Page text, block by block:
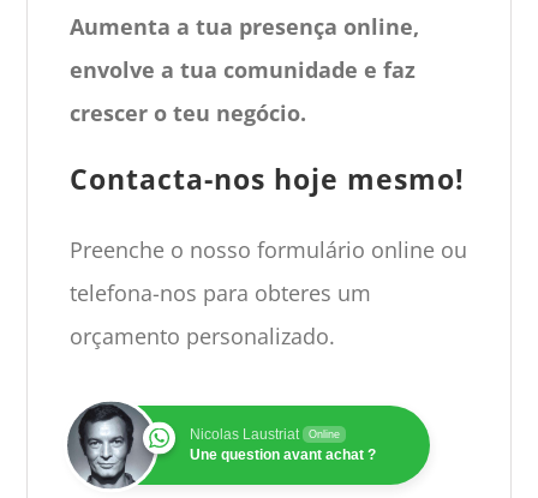
Aumenta a tua presença online,
envolve a tua comunidade e faz
crescer o teu negócio.
Contacta-nos hoje mesmo!
Preenche o nosso formulário online ou
telefona-nos para obteres um
orçamento personalizado.
Nicolas Laustriat Online
Une question avant achat ?